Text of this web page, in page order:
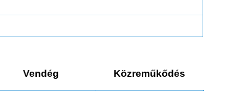
Vendég Közreműkődés